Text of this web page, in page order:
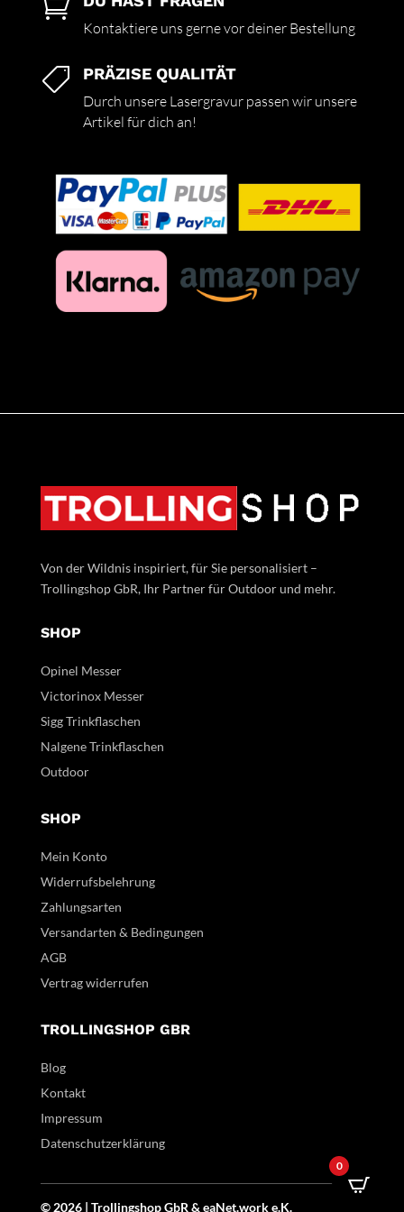

Kontaktiere uns gerne vor deiner Bestellung
 PRÄZISE QUALITÄT
Durch unsere Lasergravur passen wir unsere
Artikel für dich an!
Von der Wildnis inspiriert, für Sie personalisiert –
Trollingshop GbR, Ihr Partner für Outdoor und mehr.
SHOP
Opinel Messer
Victorinox Messer
Sigg Trinkflaschen
Nalgene Trinkflaschen
Outdoor
SHOP
Mein Konto
Widerrufsbelehrung
Zahlungsarten
Versandarten & Bedingungen
AGB
Vertrag widerrufen
TROLLINGSHOP GBR
Blog
Kontakt
Impressum
Datenschutzerklärung
© 2026 | Trollingshop GbR &eaNet.worke.K.
0